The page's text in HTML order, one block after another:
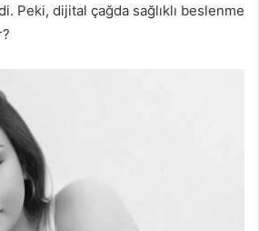
Peki, dijital çağda sağlıklı beslenme